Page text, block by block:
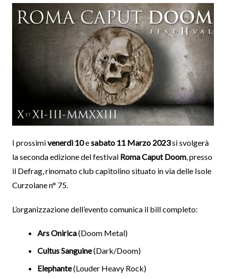
I prossimivenerdì 10esabato 11 Marzo 2023si svolgerà
la seconda edizione del festival Roma Caput Doom, presso
il Defrag, rinomato club capitolino situato in via delle Isole
Curzolane n° 75.
L’organizzazione dell’evento comunica il bill completo:
Ars Onirica(Doom Metal)
Cultus Sanguine(Dark/Doom)
Elephante(Louder Heavy Rock)